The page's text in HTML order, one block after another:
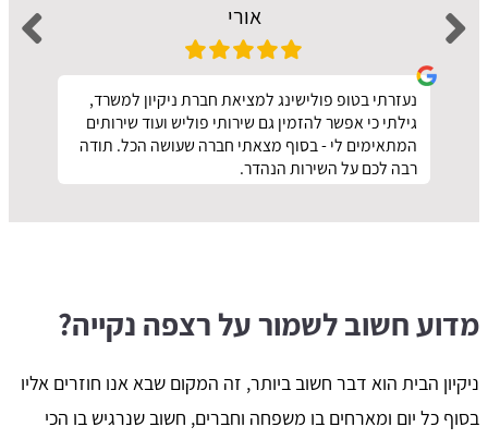
אורי
נעזרתי בטופ פולישינג למציאת חברת ניקיון למשרד,
גילתי כי אפשר להזמין גם שירותי פוליש ועוד שירותים
המתאימים לי - בסוף מצאתי חברה שעושה הכל. תודה
רבה לכם על השירות הנהדר.
מדוע חשוב לשמור על רצפה נקייה?
ניקיון הבית הוא דבר חשוב ביותר, זה המקום שבא אנו חוזרים אליו
בסוף כל יום ומארחים בו משפחה וחברים, חשוב שנרגיש בו הכי